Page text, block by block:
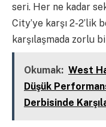
seri. Her ne kadar
City’ye karşı 2-2’lik
karşılaşmada zorlu
Okumak: West
Düşük
Derbisinde